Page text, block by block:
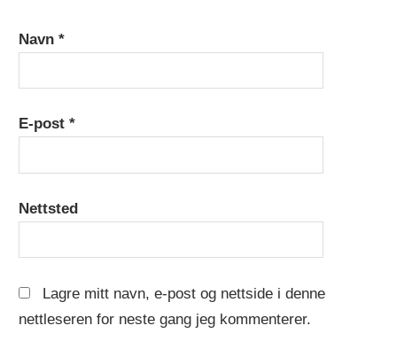
Navn*
E-post*
Nettsted
Lagre mitt navn, e-post og nettside i denne
nettleseren for neste gang jeg kommenterer.